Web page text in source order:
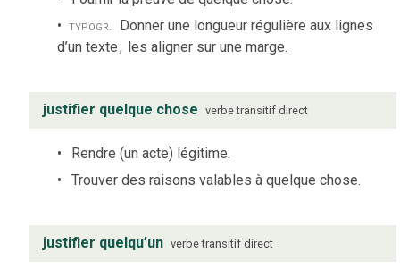
typogr. Donner une longueur régulière aux lignes
d’un texte; les aligner sur une marge.
justifier quelque chose verbe transitif direct
Rendre (un acte) légitime.
Trouver des raisons valables à quelque chose.
justifier quelqu’un verbe transitif direct